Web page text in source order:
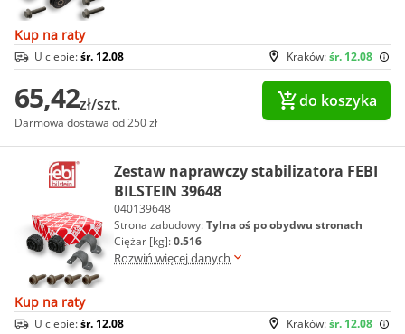
Kup na raty
Kraków:śr. 12.08
U ciebie:śr. 12.08
65,42zł/szt.
Darmowa dostawa od 250 zł
do koszyka
Zestaw naprawczy stabilizatora FEBI
BILSTEIN 39648
040139648
Strona zabudowy:Tylna oś po obydwu stronach
Ciężar [kg]:0.516
Rozwiń więcej danych
Kup na raty
Kraków:śr. 12.08
U ciebie:śr. 12.08